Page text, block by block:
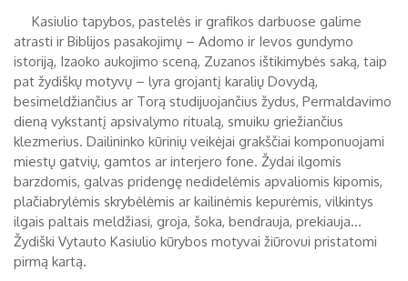
Kasiulio tapybos, pastelės ir grafikos darbuose galime
atrasti ir Biblijos pasakojimų – Adomo ir Ievos gundymo
istoriją, Izaoko aukojimo sceną, Zuzanos ištikimybės saką, taip
pat žydiškų motyvų – lyra grojantį karalių Dovydą,
besimeldžiančius ar Torą studijuojančius žydus, Permaldavimo
dieną vykstantį apsivalymo ritualą, smuiku griežiančius
klezmerius. Dailininko kūrinių veikėjai grakščiai komponuojami
miestų gatvių, gamtos ar interjero fone. Žydai ilgomis
barzdomis, galvas pridengę nedidelėmis apvaliomis kipomis,
plačiabrylėmis skrybėlėmis ar kailinėmis kepurėmis, vilkintys
ilgais paltais meldžiasi, groja, šoka, bendrauja, prekiauja...
Žydiški Vytauto Kasiulio kūrybos motyvai žiūrovui pristatomi
pirmą kartą.